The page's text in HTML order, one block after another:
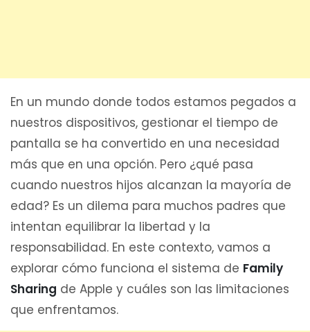
En un mundo donde todos estamos pegados a
nuestros dispositivos, gestionar el tiempo de
pantalla se ha convertido en una necesidad
más que en una opción. Pero ¿qué pasa
cuando nuestros hijos alcanzan la mayoría de
edad? Es un dilema para muchos padres que
intentan equilibrar la libertad y la
responsabilidad. En este contexto, vamos a
explorar cómo funciona el sistema de Family
Sharing de Apple y cuáles son las limitaciones
que enfrentamos.